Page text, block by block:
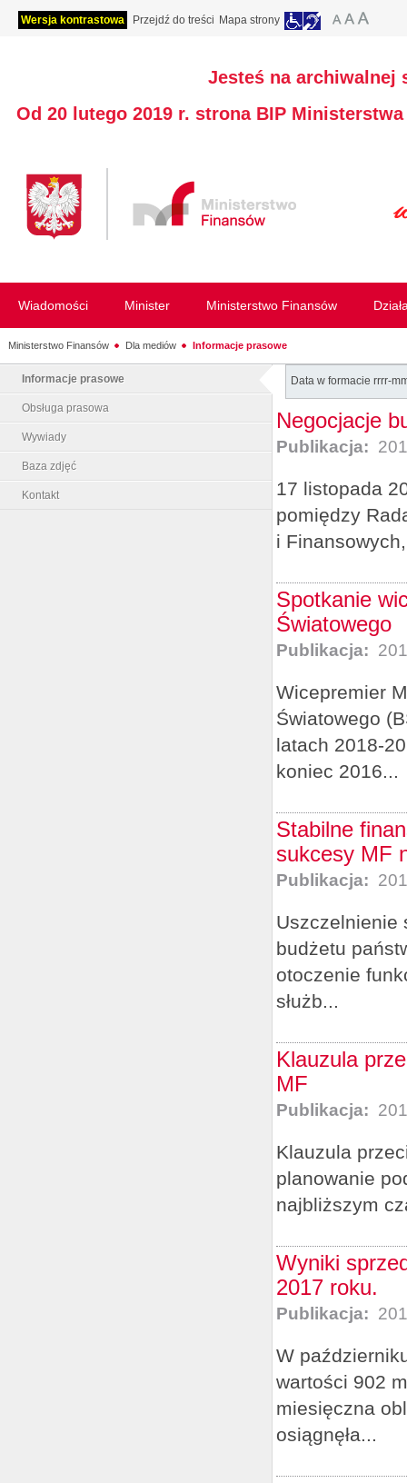
Wersja kontrastowa Przejdź do treści Mapa strony
Jesteś na archiwalnej
Od 20 lutego 2019 r. strona BIP
Wiadomości Minister Ministerstwo Finansów
Ministerstwo Finansów Dla mediów Informacje prasowe
Informacje prasowe
Obsługa prasowa
Wywiady
Baza zdjęć
Kontakt
Data w formacie rrrr-
Negocjacje
Publikacja:
17 listopada
pomiędzy
i
Spotkanie
Światowego
Publikacja:
Wicepremier
Światowego
latach 2018-
koniec 2016...
Stabilne
sukcesy MF
Publikacja:
Uszczelnienie
budżetu
otoczenie
służb...
Klauzula
MF
Publikacja:
Klauzula
planowanie
najbliższym
Wyniki
2017 roku.
Publikacja:
W
wartości 902
miesięczna
osiągnęła...